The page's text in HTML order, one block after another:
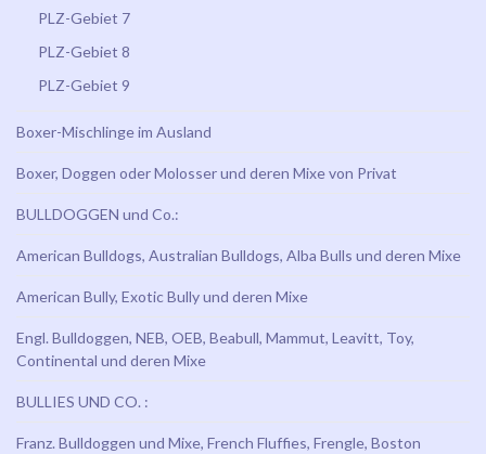
PLZ-Gebiet 7
PLZ-Gebiet 8
PLZ-Gebiet 9
Boxer-Mischlinge im Ausland
Boxer, Doggen oder Molosser und deren Mixe von Privat
BULLDOGGEN und Co.:
American Bulldogs, Australian Bulldogs, Alba Bulls und deren Mixe
American Bully, Exotic Bully und deren Mixe
Engl. Bulldoggen, NEB, OEB, Beabull, Mammut, Leavitt, Toy,
Continental und deren Mixe
BULLIES UND CO. :
Franz. Bulldoggen und Mixe, French Fluffies, Frengle, Boston